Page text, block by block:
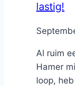
lastig!
ByNicole
Al ruim
Hamer
loop,